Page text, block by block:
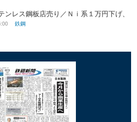
ンレス鋼板店売り／Ｎｉ系１万円下げ、
鉄鋼